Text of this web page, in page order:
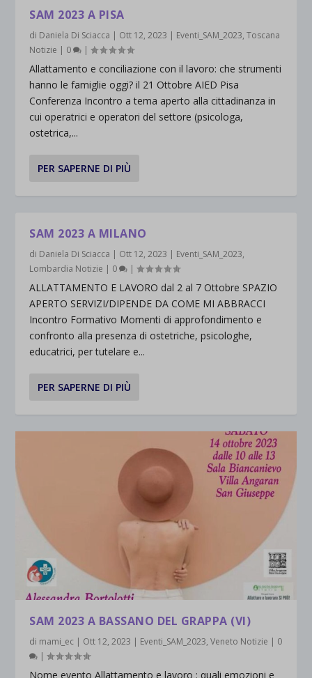
SAM 2023 A PISA
di Daniela Di Sciacca | Ott 12, 2023 | Eventi_SAM_2023,Toscana
Notizie | 0 |
Allattamento e conciliazione con il lavoro: che strumenti
hanno le famiglie oggi? il 21 Ottobre AIED Pisa
Conferenza Incontro a tema aperto alla cittadinanza in
cui operatrici e operatori del settore (psicologa,
ostetrica,...
PER SAPERNE DI PIÙ
SAM 2023 A MILANO
di Daniela Di Sciacca | Ott 12, 2023 | Eventi_SAM_2023,
Lombardia Notizie | 0 |
ALLATTAMENTO E LAVORO dal 2 al 7 Ottobre SPAZIO
APERTO SERVIZI/DIPENDE DA COME MI ABBRACCI
Incontro Formativo Momenti di approfondimento e
confronto alla presenza di ostetriche, psicologhe,
educatrici, per tutelare e...
PER SAPERNE DI PIÙ
SAM 2023 A BASSANO DEL GRAPPA (VI)
di mami_ec | Ott 12, 2023 | Eventi_SAM_2023,Veneto Notizie | 0
|
Nome evento Allattamento e lavoro : quali emozioni e